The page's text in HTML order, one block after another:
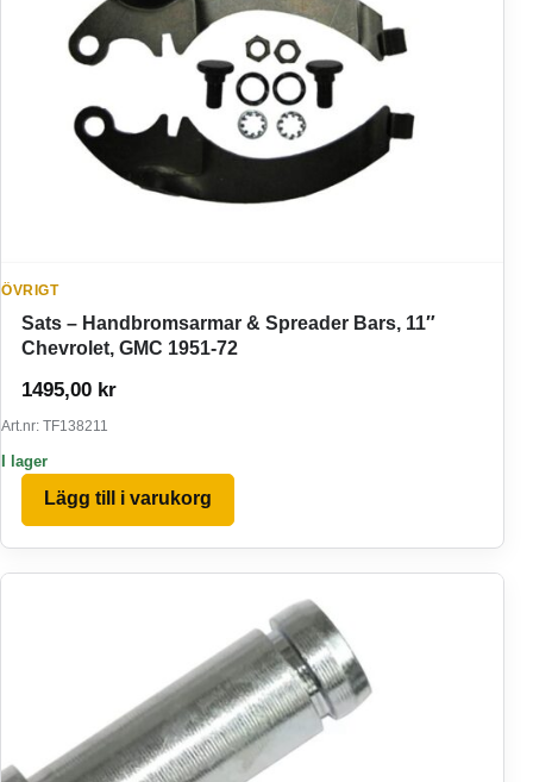
ÖVRIGT
Sats – Handbromsarmar & Spreader Bars, 11″
Chevrolet, GMC 1951-72
1495,00 kr
Art.nr: TF138211
I lager
Lägg till i varukorg